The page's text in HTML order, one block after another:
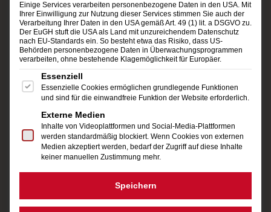
versüßen. Besonders die Weihnachtszeit ist voll
von Lichterketten, süßem Gebäck und Abenden
am Kamin. Am Jahreswechsel wird Silvester
gefeiert, was eine weitere Gelegenheit bietet,
Familie und Freunde zu treffen und die
gemeinsame Zeit zu genießen. An langen
Winterabenden dagegen empfiehlt es sich, ein
gutes Buch zu lesen oder ein anderes ruhiges
Der Frühling hält viele Möglichkeiten bereit, um
Einige Services verarbeiten personenbezogene Daten in den USA. Mit
Ihrer Einwilligung zur Nutzung dieser Services stimmen Sie auch der
Verarbeitung Ihrer Daten in den USA gemäß Art. 49 (1) lit. a DSGVO zu.
Der EuGH stuft die USA als Land mit unzureichendem Datenschutz
nach EU-Standards ein. So besteht etwa das Risiko, dass US-
Behörden personenbezogene Daten in Überwachungsprogrammen
verarbeiten, ohne bestehende Klagemöglichkeit für Europäer.
Es folgt eine Liste der Service-Gruppen, für die eine
Essenziell
Essenzielle Cookies ermöglichen grundlegende Funktionen
und sind für die einwandfreie Funktion der Website erforderlich.
Externe Medien
Inhalte von Videoplattformen und Social-Media-Plattformen
werden standardmäßig blockiert. Wenn Cookies von externen
Medien akzeptiert werden, bedarf der Zugriff auf diese Inhalte
keiner manuellen Zustimmung mehr.
Speichern